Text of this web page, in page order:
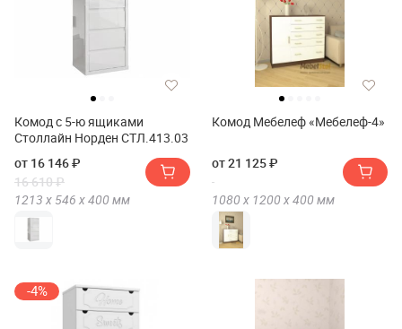
Комод с 5-ю ящиками
Столлайн Норден СТЛ.413.03
от 16 146 ₽
16 610 ₽
1213 х 546 х400 мм
Комод Мебелеф «Мебелеф-4»
от 21 125 ₽
1080 х 1200 х400 мм
-4%